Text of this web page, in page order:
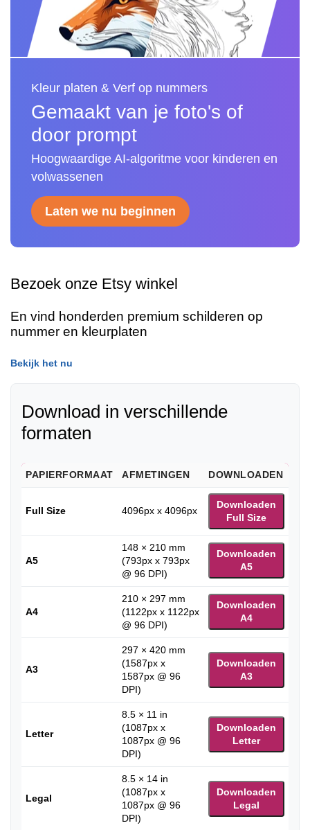
Kleur platen & Verf op nummers
Gemaakt van je foto's of
door prompt
Hoogwaardige AI-algoritme voor kinderen en
volwassenen
Laten we nu beginnen
Bezoek onze Etsy winkel
En vind honderden premium schilderen op
nummer en kleurplaten
Bekijk het nu
Download in verschillende
formaten
PAPIERFORMAAT AFMETINGEN DOWNLOADEN
Full Size 4096px x 4096px
Downloaden
Full Size
A5
148 × 210 mm
(793px x 793px
@ 96 DPI)
Downloaden
A5
A4
210 × 297 mm
(1122px x 1122px
@ 96 DPI)
Downloaden
A4
A3
297 × 420 mm
(1587px x
1587px @ 96
DPI)
Downloaden
A3
Letter
8.5 × 11 in
(1087px x
1087px @ 96
DPI)
Downloaden
Letter
Legal
8.5 × 14 in
(1087px x
1087px @ 96
DPI)
Downloaden
Legal